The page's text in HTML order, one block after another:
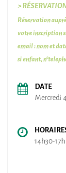
>
Réservation
votre inscription
email : nom et
si enfant,
DATE
Mercredi
14h30-17h